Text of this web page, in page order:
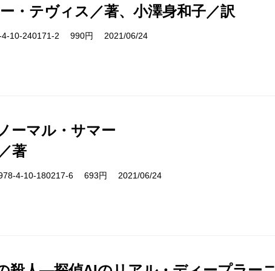
・テヴィス／著、小澤身和子／訳
10-240171-2 990円 2021/06/24
ーマル・サマー
著
4-10-180217-6 693円 2021/06/24